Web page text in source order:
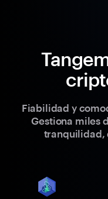
Fiabilidad y
Gestiona miles
tranquilidad,